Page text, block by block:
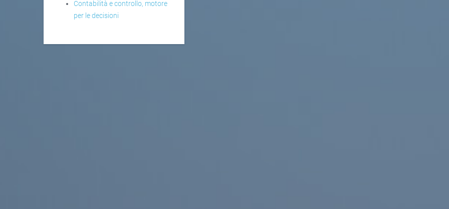
Contabilità e controllo, motore
per le decisioni